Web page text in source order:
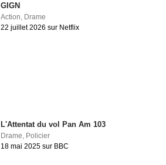
GIGN
Action Drame
22 juillet 2026 sur Netflix
L'Attentat du vol Pan Am 103
Drame, Policier
18 mai 2025 sur BBC